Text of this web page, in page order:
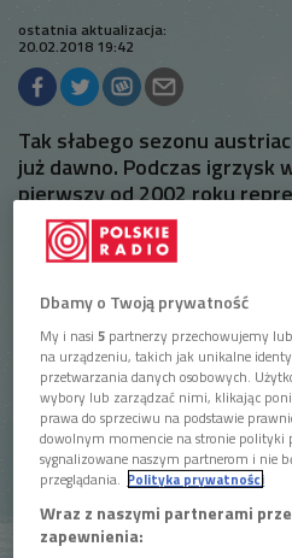
ostatnia aktualizacja:
20.02.2018 19:42
Tak słabego sezonu
już dawno. Podczas igrzysk
pierwszy od 2002 roku
zdobyli żadnego medalu.
Dbamy o Twoją prywatność
My i nasi5 partnerzy przechowujemy
na urządzeniu, takich jak unikalne
przetwarzania danych osobowych.
wybory lub zarządzać nimi, klikając
prawa do sprzeciwu na podstawie
dowolnym momencie na stronie polityki
sygnalizowane naszym partnerom i nie
przeglądania. Polityka prywatności
Wraz z naszymi partnerami
zapewnienia: